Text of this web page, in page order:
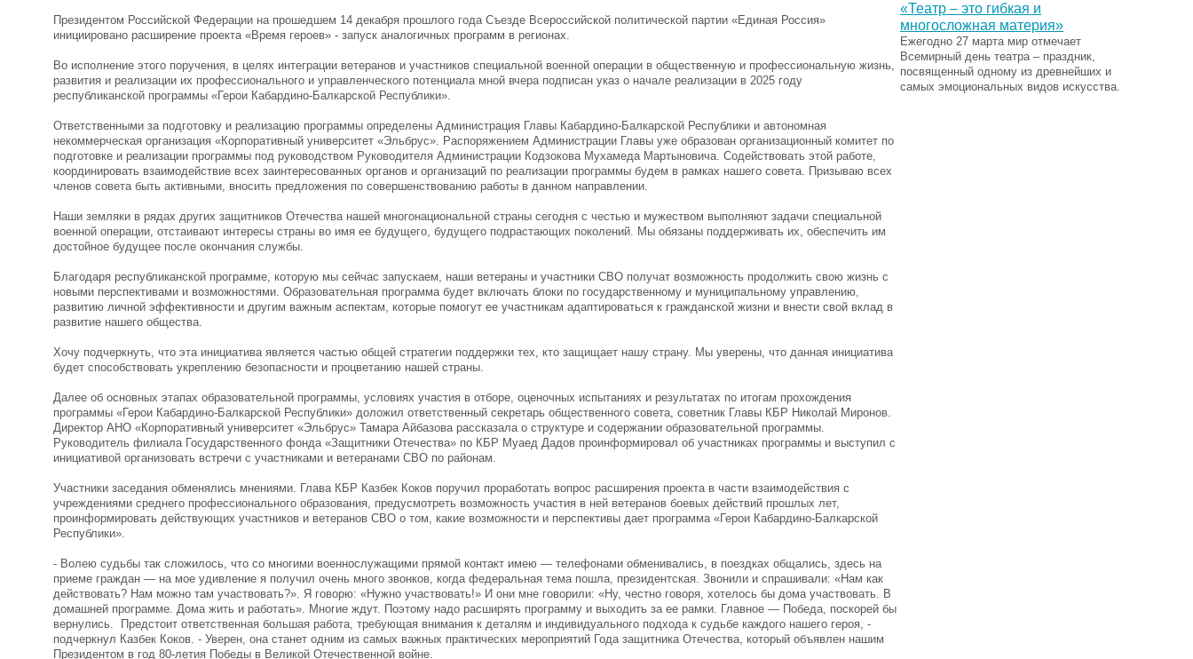
Президентом Российской Федерации на прошедшем 14 декабря прошлого года Съезде Всероссийской политической партии «Единая Россия»
инициировано расширение проекта «Время героев» - запуск аналогичных программ в регионах.
Во исполнение этого поручения, в целях интеграции ветеранов и участников специальной военной операции в общественную и профессиональную жизнь,
развития и реализации их профессионального и управленческого потенциала мной вчера подписан указ о начале реализации в 2025 году
республиканской программы «Герои Кабардино-Балкарской Республики».
Ответственными за подготовку и реализацию программы определены Администрация Главы Кабардино-Балкарской Республики и автономная
некоммерческая организация «Корпоративный университет «Эльбрус». Распоряжением Администрации Главы уже образован организационный комитет по
подготовке и реализации программы под руководством Руководителя Администрации Кодзокова Мухамеда Мартыновича. Содействовать этой работе,
координировать взаимодействие всех заинтересованных органов и организаций по реализации программы будем в рамках нашего совета. Призываю всех
членов совета быть активными, вносить предложения по совершенствованию работы в данном направлении.
Наши земляки в рядах других защитников Отечества нашей многонациональной страны сегодня с честью и мужеством выполняют задачи специальной
военной операции, отстаивают интересы страны во имя ее будущего, будущего подрастающих поколений. Мы обязаны поддерживать их, обеспечить им
достойное будущее после окончания службы.
Благодаря республиканской программе, которую мы сейчас запускаем, наши ветераны и участники СВО получат возможность продолжить свою жизнь с
новыми перспективами и возможностями. Образовательная программа будет включать блоки по государственному и муниципальному управлению,
развитию личной эффективности и другим важным аспектам, которые помогут ее участникам адаптироваться к гражданской жизни и внести свой вклад в
развитие нашего общества.
Хочу подчеркнуть, что эта инициатива является частью общей стратегии поддержки тех, кто защищает нашу страну. Мы уверены, что данная инициатива
будет способствовать укреплению безопасности и процветанию нашей страны.
Далее об основных этапах образовательной программы, условиях участия в отборе, оценочных испытаниях и результатах по итогам прохождения
программы «Герои Кабардино-Балкарской Республики» доложил ответственный секретарь общественного совета, советник Главы КБР Николай Миронов.
Директор АНО «Корпоративный университет «Эльбрус» Тамара Айбазова рассказала о структуре и содержании образовательной программы.
Руководитель филиала Государственного фонда «Защитники Отечества» по КБР Муаед Дадов проинформировал об участниках программы и выступил с
инициативой организовать встречи с участниками и ветеранами СВО по районам.
Участники заседания обменялись мнениями. Глава КБР Казбек Коков поручил проработать вопрос расширения проекта в части взаимодействия с
учреждениями среднего профессионального образования, предусмотреть возможность участия в ней ветеранов боевых действий прошлых лет,
проинформировать действующих участников и ветеранов СВО о том, какие возможности и перспективы дает программа «Герои Кабардино-Балкарской
Республики».
- Волею судьбы так сложилось, что со многими военнослужащими прямой контакт имею — телефонами обменивались, в поездках общались, здесь на
приеме граждан — на мое удивление я получил очень много звонков, когда федеральная тема пошла, президентская. Звонили и спрашивали: «Нам как
действовать? Нам можно там участвовать?». Я говорю: «Нужно участвовать!» И они мне говорили: «Ну, честно говоря, хотелось бы дома участвовать. В
домашней программе. Дома жить и работать». Многие ждут. Поэтому надо расширять программу и выходить за ее рамки. Главное — Победа, поскорей бы
вернулись. Предстоит ответственная большая работа, требующая внимания к деталям и индивидуального подхода к судьбе каждого нашего героя, -
подчеркнул Казбек Коков. - Уверен, она станет одним из самых важных практических мероприятий Года защитника Отечества, который объявлен нашим
Президентом в год 80-летия Победы в Великой Отечественной войне.
«Театр – это гибкая и
многосложная материя»
Ежегодно 27 марта мир отмечает
Всемирный день театра – праздник,
посвященный одному из древнейших и
самых эмоциональных видов искусства.